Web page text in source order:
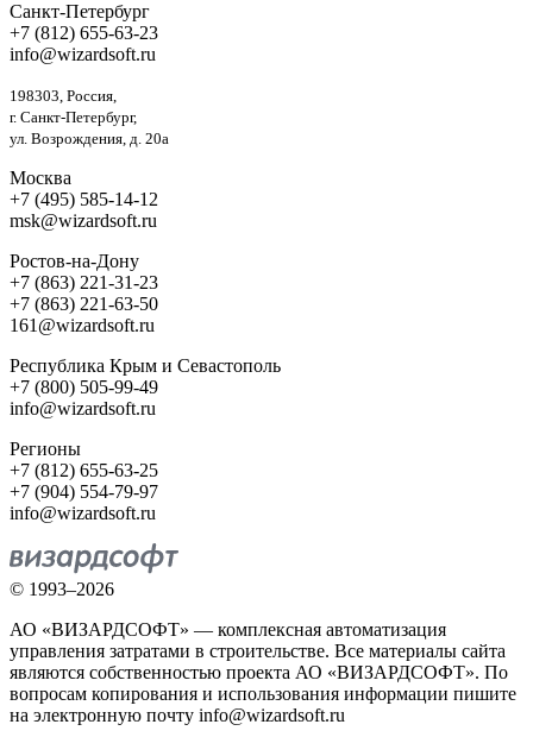
Санкт-Петербург
+7 (812) 655-63-23
info@wizardsoft.ru
198303, Россия,
г. Санкт-Петербург,
ул. Возрождения, д. 20а
Москва
+7 (495) 585-14-12
msk@wizardsoft.ru
Ростов-на-Дону
+7 (863) 221-31-23
+7 (863) 221-63-50
161@wizardsoft.ru
Республика Крым и Севастополь
+7 (800) 505-99-49
info@wizardsoft.ru
Регионы
+7 (812) 655-63-25
+7 (904) 554-79-97
info@wizardsoft.ru
© 1993–2026
АО «ВИЗАРДСОФТ» — комплексная автоматизация
управления затратами в строительстве. Все материалы сайта
являются собственностью проекта АО «ВИЗАРДСОФТ». По
вопросам копирования и использования информации пишите
на электронную почту info@wizardsoft.ru